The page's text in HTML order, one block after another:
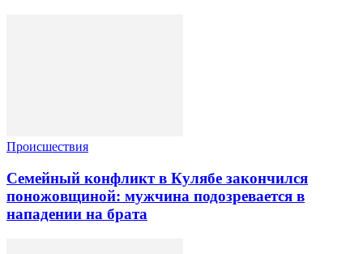
Происшествия
Семейный конфликт в Кулябе закончился
поножовщиной: мужчина подозревается в
нападении на брата